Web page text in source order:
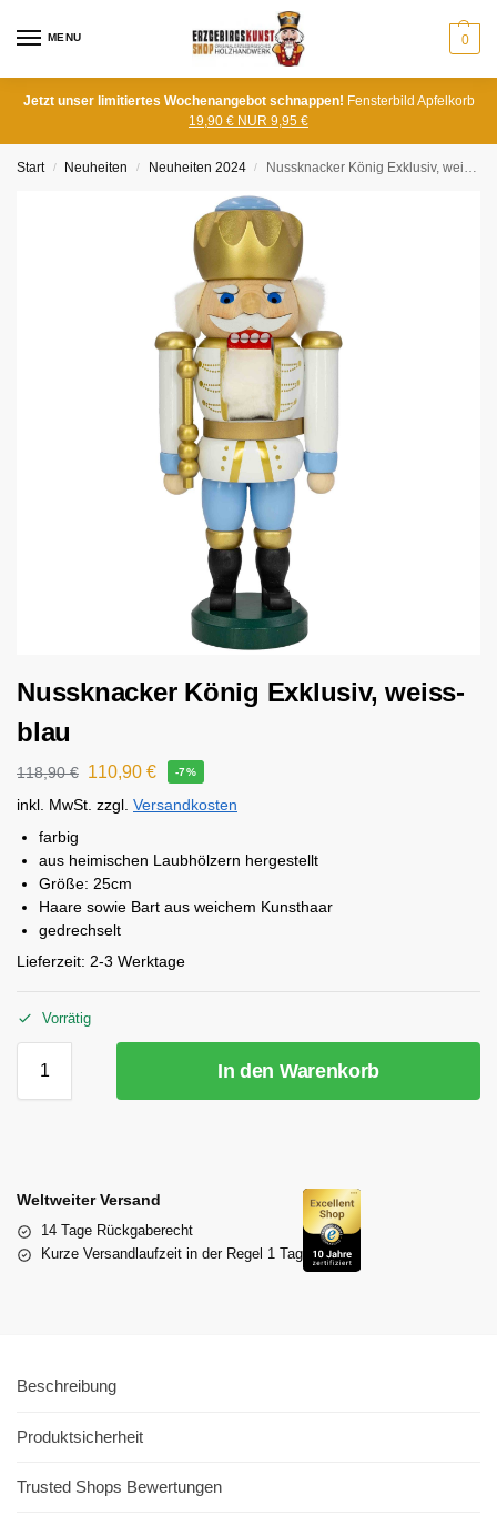
MENU 0
Jetzt unser limitiertes Wochenangebot schnappen! Fensterbild Apfelkorb
19,90 € NUR 9,95 €
Start / Neuheiten / Neuheiten 2024 / Nussknacker König Exklusiv, weiss-blau
Nussknacker König Exklusiv, weiss-
blau
118,90€ 110,90 € -7%
inkl. MwSt. zzgl. Versandkosten
farbig
aus heimischen Laubhölzern hergestellt
Größe: 25cm
Haare sowie Bart aus weichem Kunsthaar
gedrechselt
Lieferzeit: 2-3 Werktage
Vorrätig
In den Warenkorb
Weltweiter Versand
14 Tage Rückgaberecht
Kurze Versandlaufzeit in der Regel 1 Tag
Beschreibung
Produktsicherheit
Trusted Shops Bewertungen